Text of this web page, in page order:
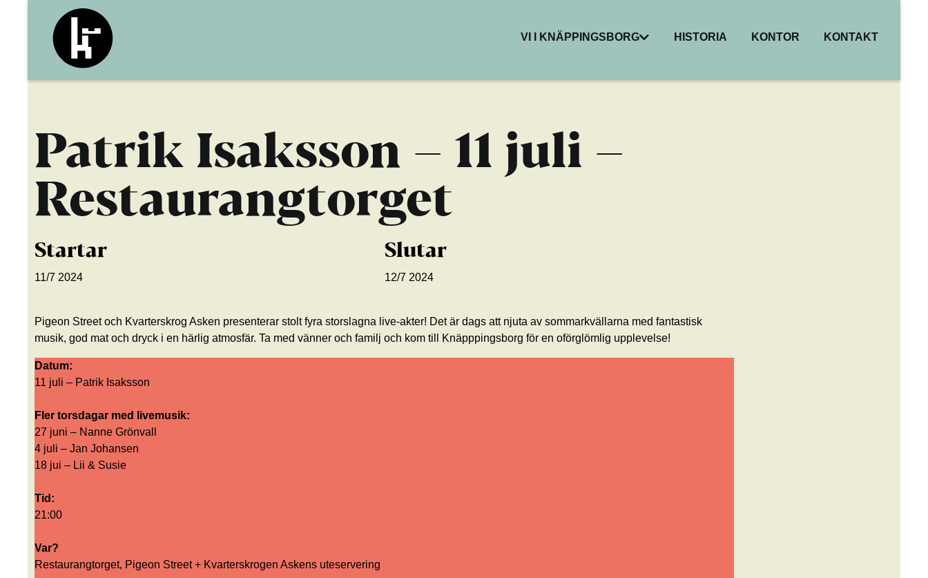
VI I KNÄPPINGSBORG
RESTAURANGER
KREATIVA YTOR
HISTORIA KONTOR KONTAKT
Patrik Isaksson – 11 juli –
Restaurangtorget
Startar
11/7 2024
Slutar
12/7 2024
Pigeon Street och Kvarterskrog Asken presenterar stolt fyra storslagna live-akter! Det är dags att njuta av sommarkvällarna med fantastisk
musik, god mat och dryck i en härlig atmosfär. Ta med vänner och familj och kom till Knäpppingsborg för en oförglömlig upplevelse!
Datum:
11 juli – Patrik Isaksson
Fler torsdagar med livemusik:
27 juni – Nanne Grönvall
4 juli – Jan Johansen
18 jui – Lii & Susie
Tid:
21:00
Var?
Restaurangtorget, Pigeon Street + Kvarterskrogen Askens uteservering